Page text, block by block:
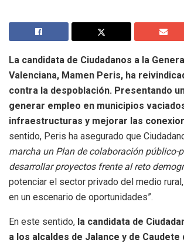
La candidata de Ciudadanos a la
Valenciana, Mamen Peris, ha
contra la despoblación. Presentando
generar empleo en municipios
infraestructuras y mejorar las
sentido, Peris ha asegurado que
marcha un Plan de colaboración público-
desarrollar proyectos frente al reto
potenciar el sector privado del medio
en un escenario de oportunidades”.
En este sentido, la candidata de
a los alcaldes de Jalance y de Caudete